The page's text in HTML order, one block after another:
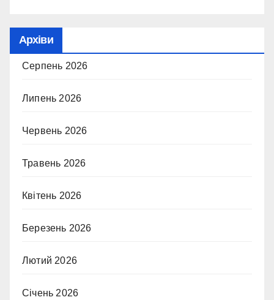
Архіви
Серпень 2026
Липень 2026
Червень 2026
Травень 2026
Квітень 2026
Березень 2026
Лютий 2026
Січень 2026